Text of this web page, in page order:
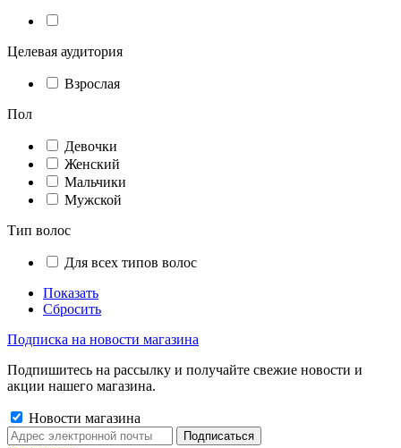
Целевая аудитория
Взрослая
Пол
Девочки
Женский
Мальчики
Мужской
Тип волос
Для всех типов волос
Показать
Сбросить
Подписка на новости магазина
Подпишитесь на рассылку и получайте свежие новости и
акции нашего магазина.
Новости магазина